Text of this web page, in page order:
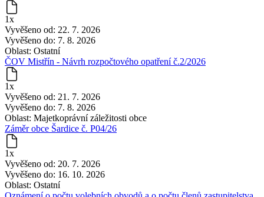
1x
Vyvěšeno od: 22. 7. 2026
Vyvěšeno do: 7. 8. 2026
Oblast: Ostatní
ČOV Mistřín - Návrh rozpočtového opatření č.2/2026
1x
Vyvěšeno od: 21. 7. 2026
Vyvěšeno do: 7. 8. 2026
Oblast: Majetkoprávní záležitosti obce
Záměr obce Šardice č. P04/26
1x
Vyvěšeno od: 20. 7. 2026
Vyvěšeno do: 16. 10. 2026
Oblast: Ostatní